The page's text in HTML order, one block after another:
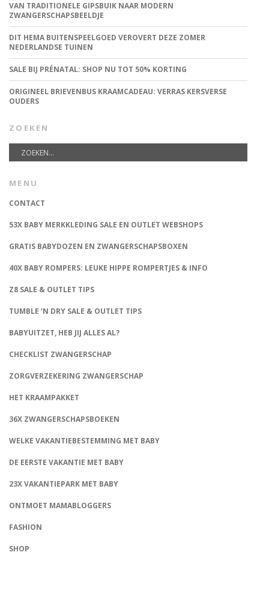
VAN TRADITIONELE GIPSBUIK NAAR MODERN
ZWANGERSCHAPSBEELDJE
DIT HEMA BUITENSPEELGOED VEROVERT DEZE ZOMER
NEDERLANDSE TUINEN
SALE BIJ PRÉNATAL: SHOP NU TOT 50% KORTING
ORIGINEEL BRIEVENBUS KRAAMCADEAU: VERRAS KERSVERSE
OUDERS
ZOEKEN
MENU
CONTACT
53X BABY MERKKLEDING SALE EN OUTLET WEBSHOPS
GRATIS BABYDOZEN EN ZWANGERSCHAPSBOXEN
40X BABY ROMPERS: LEUKE HIPPE ROMPERTJES & INFO
Z8 SALE & OUTLET TIPS
TUMBLE ‘N DRY SALE & OUTLET TIPS
BABYUITZET, HEB JIJ ALLES AL?
CHECKLIST ZWANGERSCHAP
ZORGVERZEKERING ZWANGERSCHAP
HET KRAAMPAKKET
36X ZWANGERSCHAPSBOEKEN
WELKE VAKANTIEBESTEMMING MET BABY
DE EERSTE VAKANTIE MET BABY
23X VAKANTIEPARK MET BABY
ONTMOET MAMABLOGGERS
FASHION
SHOP